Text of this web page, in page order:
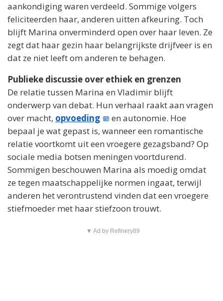
aankondiging waren verdeeld. Sommige volgers
feliciteerden haar, anderen uitten afkeuring. Toch
blijft Marina onverminderd open over haar leven. Ze
zegt dat haar gezin haar belangrijkste drijfveer is en
dat ze niet leeft om anderen te behagen.
Publieke discussie over ethiek en grenzen
De relatie tussen Marina en Vladimir blijft
onderwerp van debat. Hun verhaal raakt aan vragen
over macht, opvoeding
en autonomie. Hoe
bepaal je wat gepast is, wanneer een romantische
relatie voortkomt uit een vroegere gezagsband? Op
sociale media botsen meningen voortdurend.
Sommigen beschouwen Marina als moedig omdat
ze tegen maatschappelijke normen ingaat, terwijl
anderen het verontrustend vinden dat een vroegere
stiefmoeder met haar stiefzoon trouwt.
▼ Ad by Refinery89